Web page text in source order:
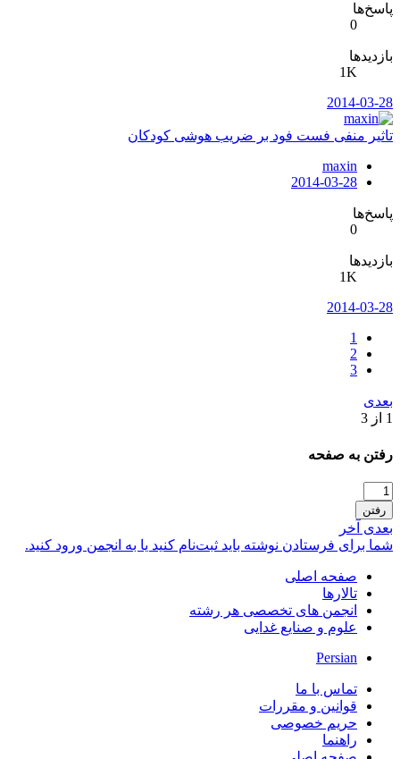
پاسخ‌ها
0
بازدیدها
1K
2014-03-28
تاثیر منفی فست فود بر ضریب هوشی کودکان
maxin
2014-03-28
پاسخ‌ها
0
بازدیدها
1K
2014-03-28
1
2
3
بعدی
1 از 3
رفتن به صفحه
رفتن
بعدی آخر
شما برای فرستادن نوشته باید ثبت‌نام کنید یا به انجمن ورود کنید.
صفحه اصلی
تالارها
انجمن های تخصصی هر رشته
علوم و صنایع غدایی
Persian
تماس با ما
قوانین و مقررات
حریم خصوصی
راهنما